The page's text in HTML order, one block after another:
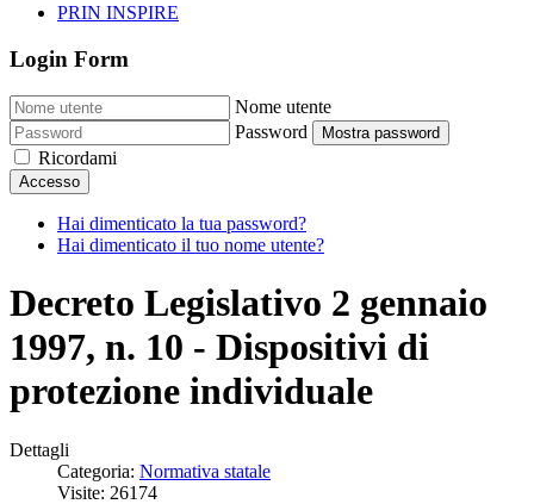
PRIN INSPIRE
Login Form
Nome utente
Password
Mostra password
Ricordami
Accesso
Hai dimenticato la tua password?
Hai dimenticato il tuo nome utente?
Decreto Legislativo 2 gennaio
1997, n. 10 - Dispositivi di
protezione individuale
Dettagli
Categoria: Normativa statale
Visite: 26174